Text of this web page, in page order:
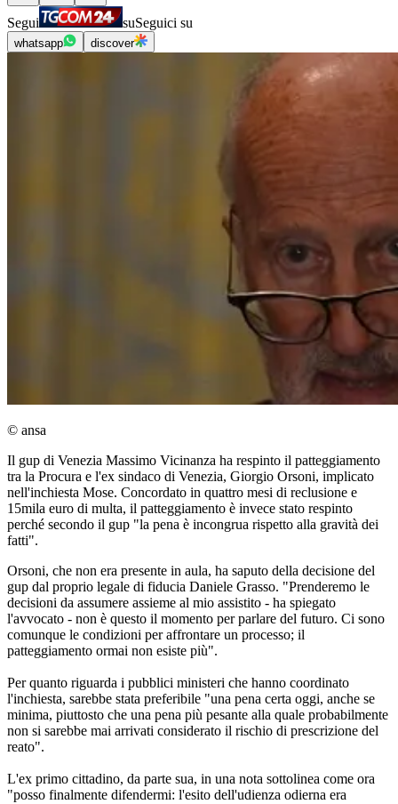
Segui suSeguici su
whatsapp discover
© ansa
Il gup di Venezia Massimo Vicinanza ha respinto il patteggiamento
tra la Procura e l'ex sindaco di Venezia, Giorgio Orsoni, implicato
nell'inchiesta Mose. Concordato in quattro mesi di reclusione e
15mila euro di multa, il patteggiamento è invece stato respinto
perché secondo il gup "la pena è incongrua rispetto alla gravità dei
fatti".
Orsoni, che non era presente in aula, ha saputo della decisione del
gup dal proprio legale di fiducia Daniele Grasso. "Prenderemo le
decisioni da assumere assieme al mio assistito - ha spiegato
l'avvocato - non è questo il momento per parlare del futuro. Ci sono
comunque le condizioni per affrontare un processo; il
patteggiamento ormai non esiste più".
Per quanto riguarda i pubblici ministeri che hanno coordinato
l'inchiesta, sarebbe stata preferibile "una pena certa oggi, anche se
minima, piuttosto che una pena più pesante alla quale probabilmente
non si sarebbe mai arrivati considerato il rischio di prescrizione del
reato".
L'ex primo cittadino, da parte sua, in una nota sottolinea come ora
"posso finalmente difendermi: l'esito dell'udienza odierna era